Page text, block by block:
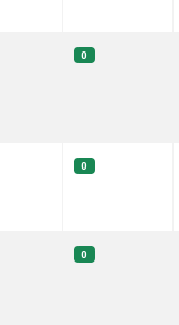
0
0
0